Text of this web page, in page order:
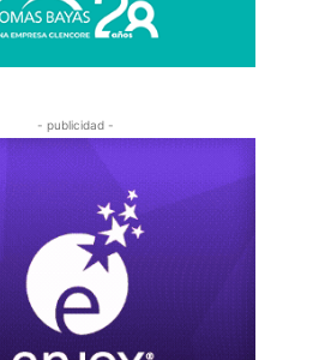
- publicidad -